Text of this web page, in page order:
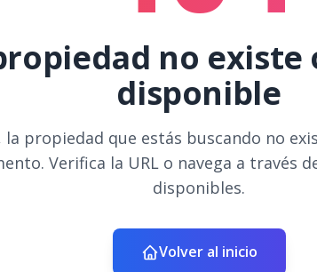
no existe
disponible
propiedad que estás buscando no
Verifica la URL o navega a través
disponibles.
Volver al inicio